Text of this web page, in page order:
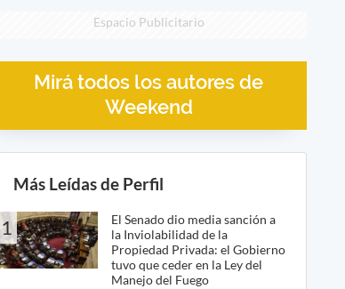
Espacio Publicitario
Mirá todos los autores de
Weekend
Más Leídas de Perfil
1
El Senado dio media sanción a
la Inviolabilidad de la
Propiedad Privada: el Gobierno
tuvo que ceder en la Ley del
Manejo del Fuego